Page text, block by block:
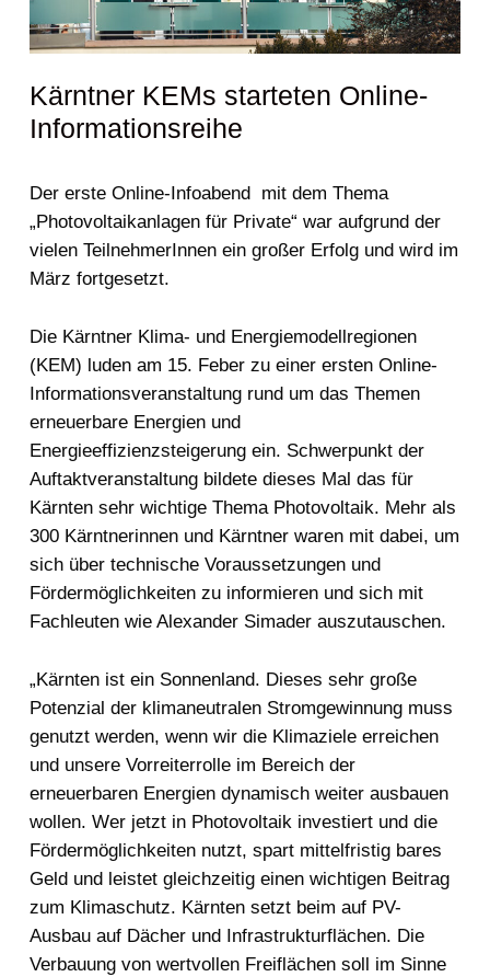
Kärntner KEMs starteten Online-
Informationsreihe
Der erste Online-Infoabend mit dem Thema
„Photovoltaikanlagen für Private“ war aufgrund der
vielen TeilnehmerInnen ein großer Erfolg und wird im
März fortgesetzt.
Die Kärntner Klima- und Energiemodellregionen
(KEM) luden am 15. Feber zu einer ersten Online-
Informationsveranstaltung rund um das Themen
erneuerbare Energien und
Energieeffizienzsteigerung ein. Schwerpunkt der
Auftaktveranstaltung bildete dieses Mal das für
Kärnten sehr wichtige Thema Photovoltaik. Mehr als
300 Kärntnerinnen und Kärntner waren mit dabei, um
sich über technische Voraussetzungen und
Fördermöglichkeiten zu informieren und sich mit
Fachleuten wie Alexander Simader auszutauschen.
„Kärnten ist ein Sonnenland. Dieses sehr große
Potenzial der klimaneutralen Stromgewinnung muss
genutzt werden, wenn wir die Klimaziele erreichen
und unsere Vorreiterrolle im Bereich der
erneuerbaren Energien dynamisch weiter ausbauen
wollen. Wer jetzt in Photovoltaik investiert und die
Fördermöglichkeiten nutzt, spart mittelfristig bares
Geld und leistet gleichzeitig einen wichtigen Beitrag
zum Klimaschutz. Kärnten setzt beim auf PV-
Ausbau auf Dächer und Infrastrukturflächen. Die
Verbauung von wertvollen Freiflächen soll im Sinne